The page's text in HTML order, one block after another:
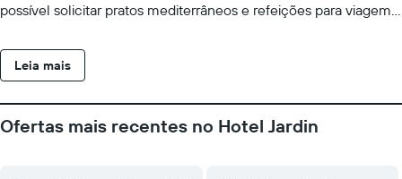
possível solicitar pratos mediterrâneos e refeições para viagem.
privativo. O Hotel Jardín dispõe de recepção 24 horas e balcão
de turismo. A autoestrada AP7 é de fácil acesso e Castellón de
Leia mais
Ofertas mais recentes no Hotel Jardin